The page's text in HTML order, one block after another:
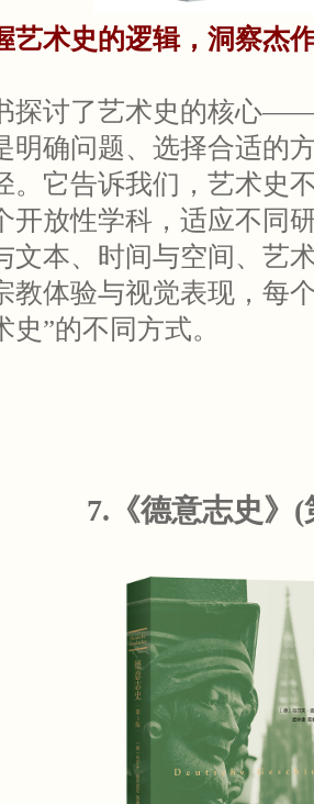
艺术史的逻辑，洞察杰
探讨了艺术史的核心
明确问题、选择合适的
。它告诉我们，艺术史
开放性学科，适应不同
文本、时间与空间、艺
教体验与视觉表现，每
史”的不同方式。
7.《德意志史》(